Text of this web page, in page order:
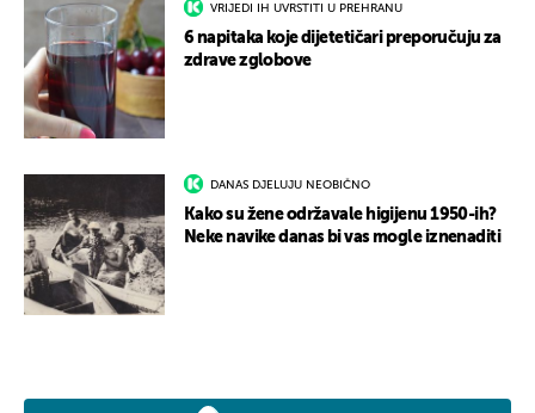
VRIJEDI IH UVRSTITI U PREHRANU
6 napitaka koje dijetetičari preporučuju za
zdrave zglobove
DANAS DJELUJU NEOBIČNO
Kako su žene održavale higijenu 1950-ih?
Neke navike danas bi vas mogle iznenaditi